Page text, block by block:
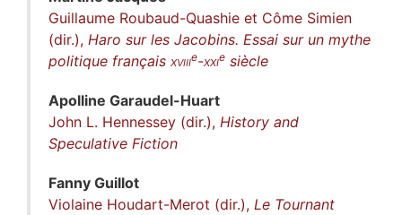
Guillaume Roubaud-Quashie et Côme Simien
(dir.), Haro sur les Jacobins. Essai sur un mythe
politique français xviiie-xxie siècle
Apolline Garaudel-Huart
John L. Hennessey (dir.), History and
Speculative Fiction
Fanny Guillot
Violaine Houdart-Merot (dir.), Le Tournant